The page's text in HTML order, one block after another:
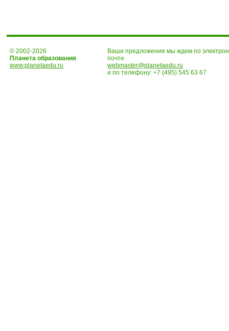
© 2002-2026
Планета образования
www.planetaedu.ru
Ваши предложения мы ждем по
почте
webmaster@planetaedu.ru
и по телефону: +7 (495) 545 63 67